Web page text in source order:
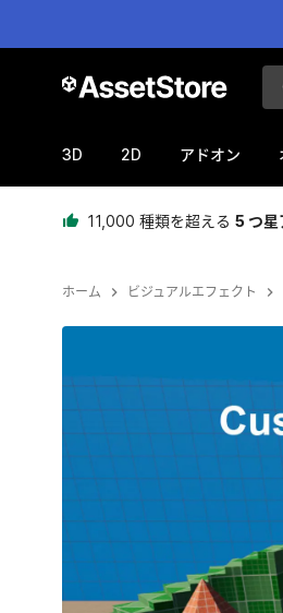
3D 2D アドオン
11,000 種類を超える 5 つ星
ホーム ビジュアルエフェクト